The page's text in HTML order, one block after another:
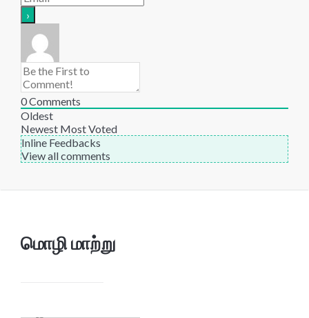
0Comments
Oldest
Newest Most Voted
Inline Feedbacks
View all comments
மொழி மாற்று